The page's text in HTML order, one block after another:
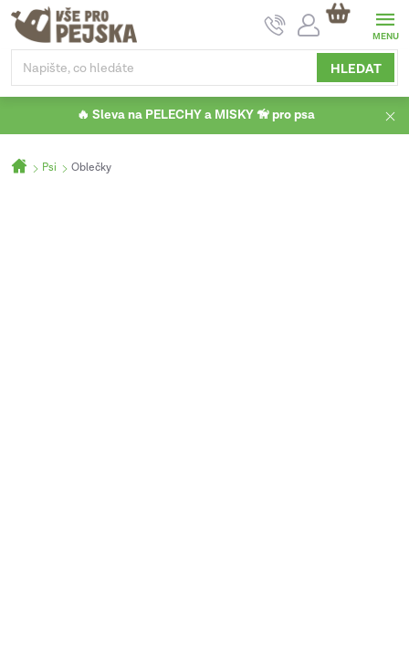
Přejít
obsah
HLEDAT
NÁKUPNÍ
KOŠÍK
🔥 Sleva na PELECHY a MISKY 🦮 pro psa
Domů
Psi Oblečky